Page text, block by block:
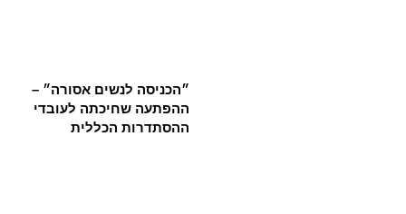
״הכניסה לנשים אסורה״ –
ההפתעה שחיכתה לעובדי
ההסתדרות הכללית